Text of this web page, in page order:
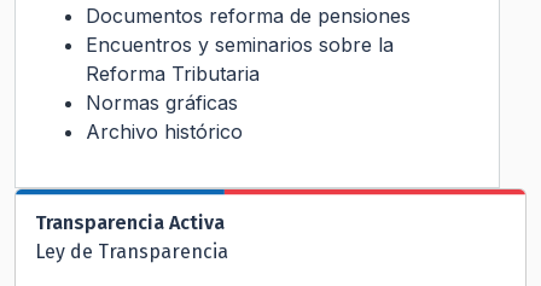
Documentos reforma de pensiones
Encuentros y seminarios sobre la
Reforma Tributaria
Normas gráficas
Archivo histórico
Transparencia Activa
Ley de Transparencia